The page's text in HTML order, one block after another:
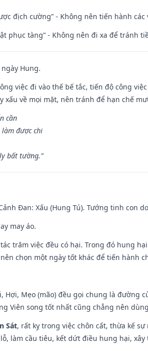
địch cường” - Không nên tiến hành
phục tàng” - Không nên đi xa để tránh
Hung.
việc đi vào thế bế tắc, tiến độ công
xấu về mọi mặt, nên tránh để hạn chế
cần
được chi
bất tường.”
Đan: Xấu (Hung Tú). Tướng tinh con
may áo.
trăm việc đều có hại. Trong đó hung
chọn một ngày tốt khác để tiến hành
Hợi, Mẹo (mão) đều gọi chung là đường
Viên song tốt nhất cũng chẳng nên
Sát, rất kỵ trong việc chôn cất, thừa kế
làm cầu tiêu, kết dứt điều hung hại, xây